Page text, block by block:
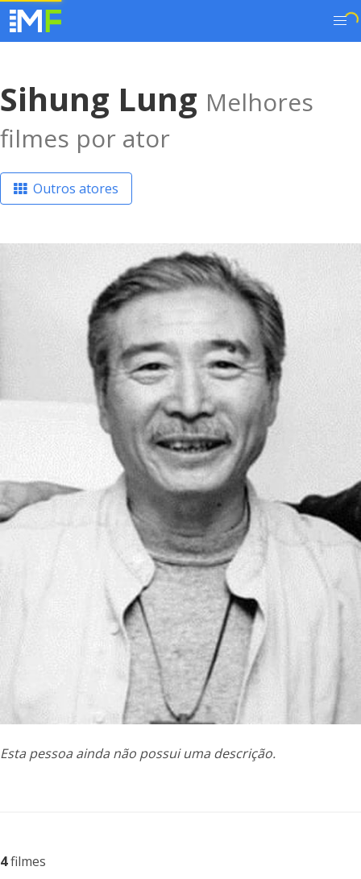
Sihung Lung Melhores
filmes por ator
Outros atores
Esta pessoa ainda não possui uma descrição.
4filmes